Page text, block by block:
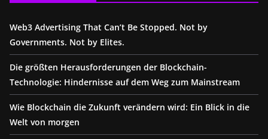
Web3 Advertising That Can’t Be Stopped. Not by
Governments. Not by Elites.
Die größten Herausforderungen der Blockchain-
Technologie: Hindernisse auf dem Weg zum Mainstream
Wie Blockchain die Zukunft verändern wird: Ein Blick in die
Welt von morgen